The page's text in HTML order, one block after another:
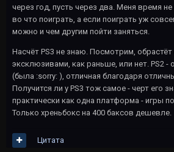
через год, пусть через два. Меня время
во что поиграть, а если поиграть уж
можно и чем другим пойти заняться.
Насчёт PS3 не знаю. Посмотрим, обрастёт
эксклюзивами, как раньше, или нет. PS2 -
(была :sorry: ), отличная благодаря
Получится ли у PS3 тож самое - черт его
практически как одна платформа - игры
Только хреньбокс на 400 баксов дешевле.
Цитата